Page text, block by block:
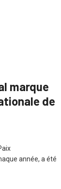
marque
de
année, a été